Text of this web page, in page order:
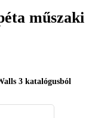
műszaki
3 katalógusból